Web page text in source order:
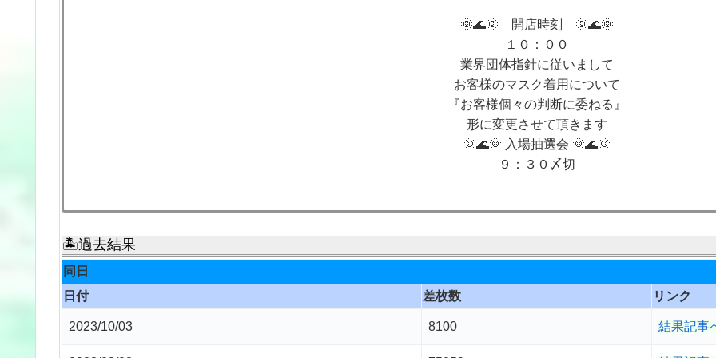
🌞🌊🌞 開店時刻 🌞🌊🌞
１０：００
業界団体指針に従いまして
お客様のマスク着用について
『お客様個々の判断に委ねる』
形に変更させて頂きます
🌞🌊🌞 入場抽選会 🌞🌊🌞
９：３０〆切
🏝過去結果
同日
日付
差枚数 リンク
2023/10/03 8100 結果記事